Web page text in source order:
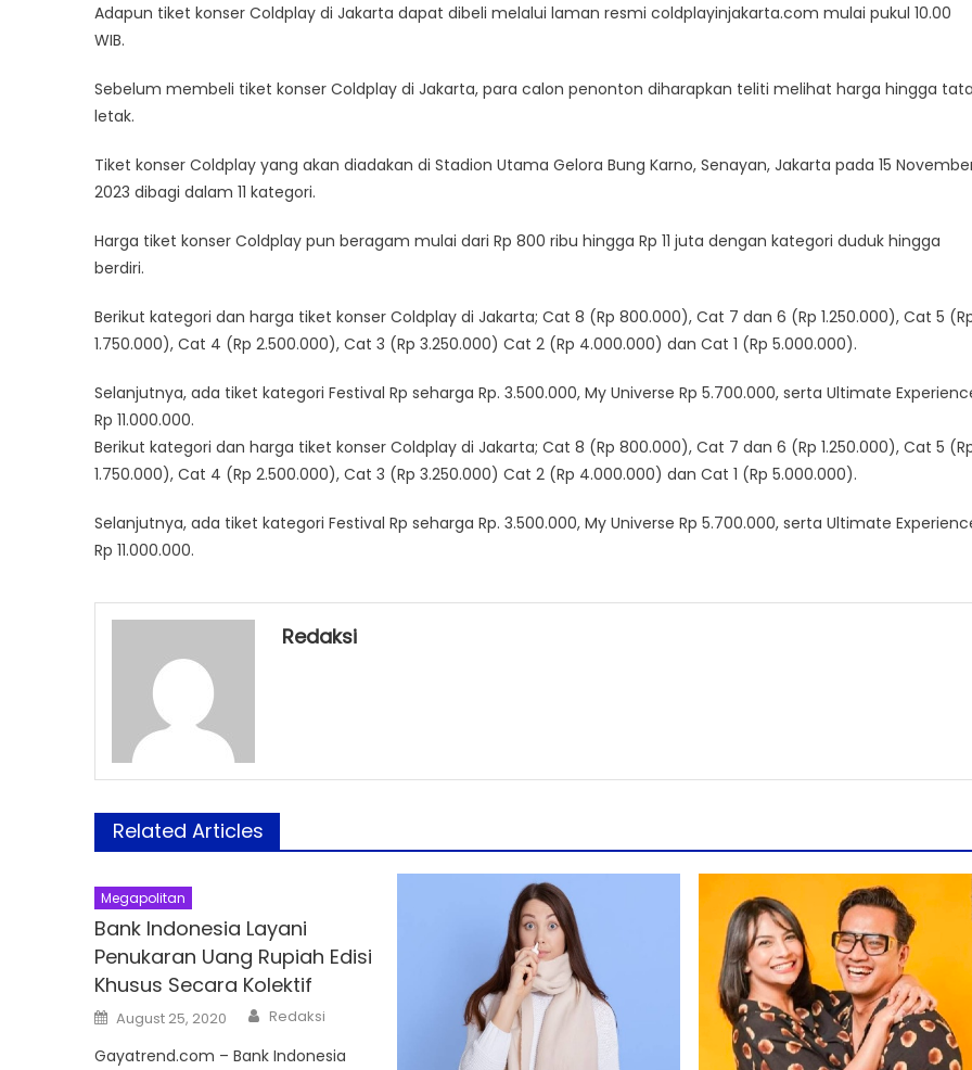
Adapun tiket konser Coldplay di Jakarta dapat dibeli melalui laman resmi coldplayinjakarta.com mulai pukul 10.00
WIB.
Sebelum membeli tiket konser Coldplay di Jakarta, para calon penonton diharapkan teliti melihat harga hingga
letak.
Tiket konser Coldplay yang akan diadakan di Stadion Utama Gelora Bung Karno, Senayan, Jakarta pada 15
2023 dibagi dalam 11 kategori.
Harga tiket konser Coldplay pun beragam mulai dari Rp 800 ribu hingga Rp 11 juta dengan kategori duduk hingga
berdiri.
Berikut kategori dan harga tiket konser Coldplay di Jakarta; Cat 8 (Rp 800.000), Cat 7 dan 6 (Rp 1.250.000), Cat 5
1.750.000), Cat 4 (Rp 2.500.000), Cat 3 (Rp 3.250.000) Cat 2 (Rp 4.000.000) dan Cat 1 (Rp 5.000.000).
Selanjutnya, ada tiket kategori Festival Rp seharga Rp. 3.500.000, My Universe Rp 5.700.000, serta Ultimate
Rp 11.000.000.
Berikut kategori dan harga tiket konser Coldplay di Jakarta; Cat 8 (Rp 800.000), Cat 7 dan 6 (Rp 1.250.000), Cat 5
1.750.000), Cat 4 (Rp 2.500.000), Cat 3 (Rp 3.250.000) Cat 2 (Rp 4.000.000) dan Cat 1 (Rp 5.000.000).
Selanjutnya, ada tiket kategori Festival Rp seharga Rp. 3.500.000, My Universe Rp 5.700.000, serta Ultimate
Rp 11.000.000.
Redaksi
Related Articles
Megapolitan
Bank Indonesia Layani
Penukaran Uang Rupiah Edisi
Khusus Secara Kolektif
Posted
on
August 25, 2020 Author
Redaksi
Gayatrend.com – Bank Indonesia